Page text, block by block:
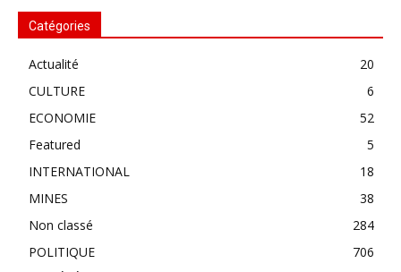
Catégories
Actualité
20
CULTURE
6
ECONOMIE
52
Featured
5
INTERNATIONAL
18
MINES
38
Non classé
284
POLITIQUE
706